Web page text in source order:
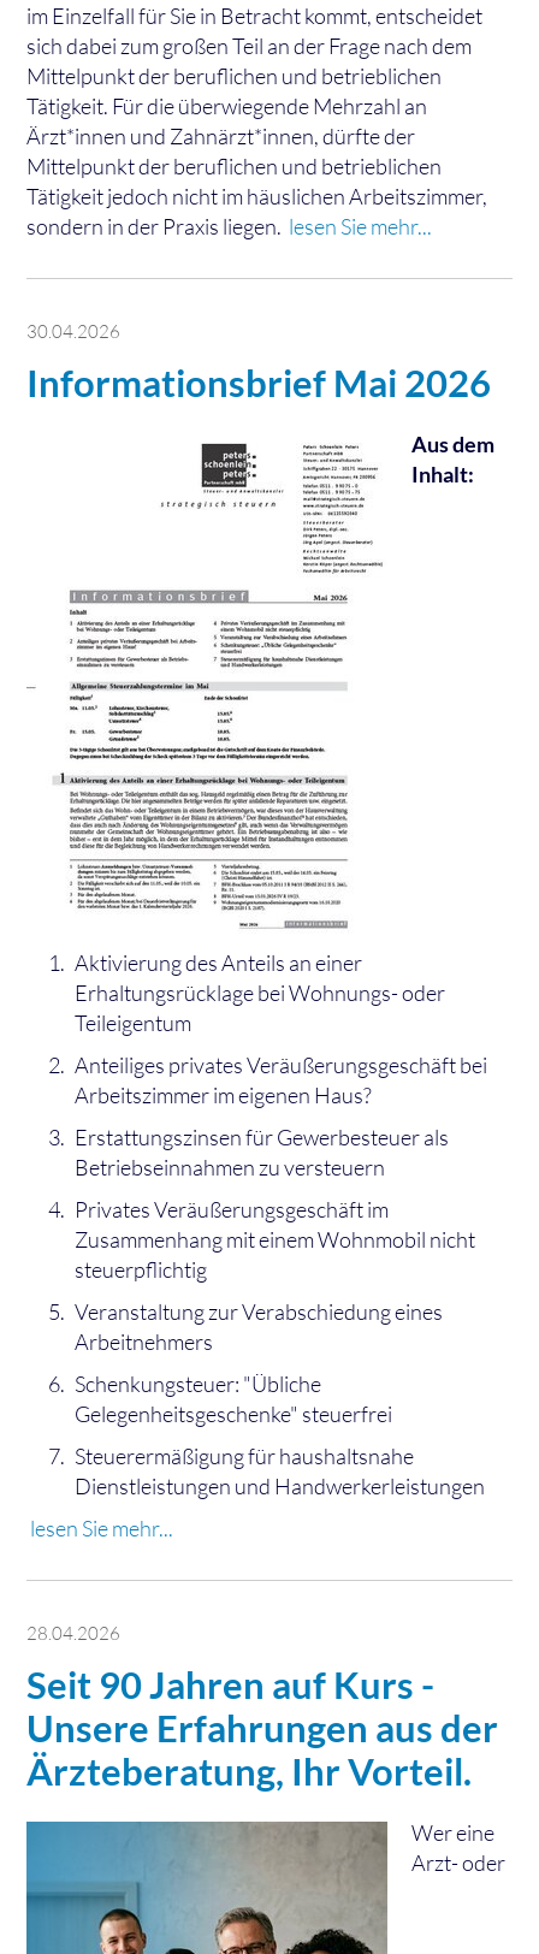
im Einzelfall für Sie in Betracht kommt, entscheidet
sich dabei zum großen Teil an der Frage nach dem
Mittelpunkt der beruflichen und betrieblichen
Tätigkeit. Für die überwiegende Mehrzahl an
Ärzt*innen und Zahnärzt*innen, dürfte der
Mittelpunkt der beruflichen und betrieblichen
Tätigkeit jedoch nicht im häuslichen Arbeitszimmer,
sondern in der Praxis liegen. lesen Sie mehr...
30.04.2026
Informationsbrief Mai 2026
Aus dem
Inhalt:
Aktivierung des Anteils an einer
Erhaltungsrücklage bei Wohnungs- oder
Teileigentum
Anteiliges privates Veräußerungsgeschäft bei
Arbeitszimmer im eigenen Haus?
Erstattungszinsen für Gewerbesteuer als
Betriebseinnahmen zu versteuern
Privates Veräußerungsgeschäft im
Zusammenhang mit einem Wohnmobil nicht
steuerpflichtig
Veranstaltung zur Verabschiedung eines
Arbeitnehmers
Schenkungsteuer: "Übliche
Gelegenheitsgeschenke" steuerfrei
Steuerermäßigung für haushaltsnahe
Dienstleistungen und Handwerkerleistungen
lesen Sie mehr...
28.04.2026
Seit 90 Jahren auf Kurs -
Unsere Erfahrungen aus der
Ärzteberatung, Ihr Vorteil.
Wer eine
Arzt- oder